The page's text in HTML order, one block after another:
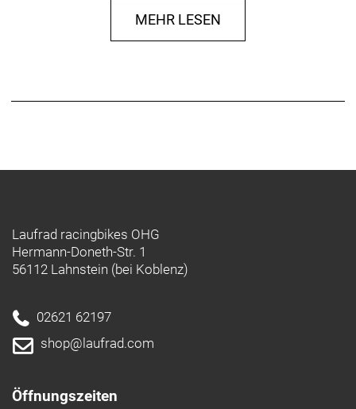
MEHR LESEN
Laufrad racingbikes OHG
Hermann-Doneth-Str. 1
56112 Lahnstein (bei Koblenz)
02621 62197
shop@laufrad.com
Öffnungszeiten